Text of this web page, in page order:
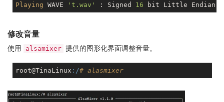
Playing WAVE 't.wav' : Signed 16 bit Little Endian,
修改音量
使用 alsamixer 提供的图形化界面调整音量。
root@TinaLinux :/# alasmixer